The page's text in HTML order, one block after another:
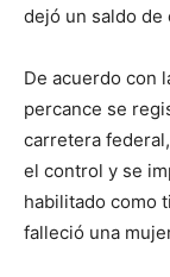
dejó un saldo de
De acuerdo con
percance se
carretera
el control y se
habilitado como
falleció una